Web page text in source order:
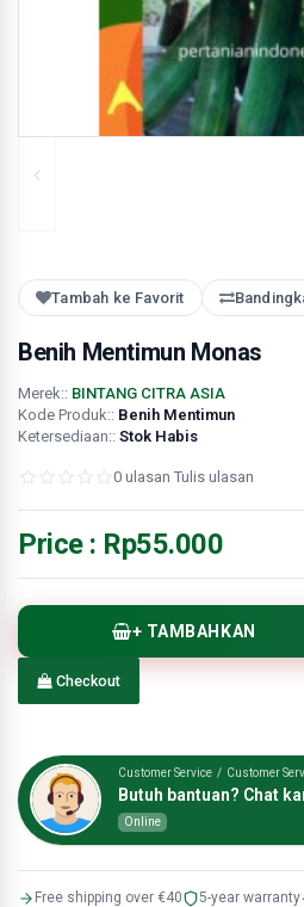
Tambah ke Favorit
Benih Mentimun Monas
Merek:: BINTANG CITRA ASIA
Kode Produk:: Benih Mentimun
Ketersediaan:: Stok Habis
0 ulasan Tulis ulasan
Price : Rp55.000
+ TAMBAHKAN
Checkout
Customer Service / Customer
Butuh bantuan? Chat
Online
Free shipping over €40 5-year warranty